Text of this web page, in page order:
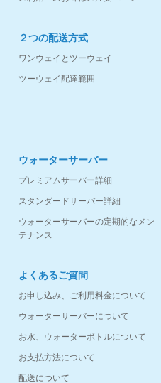
２つの配送方式
ワンウェイとツーウェイ
ツーウェイ配達範囲
ウォーターサーバー
プレミアムサーバー詳細
スタンダードサーバー詳細
ウォーターサーバーの定期的なメン
テナンス
よくあるご質問
お申し込み、ご利用料金について
ウォーターサーバーについて
お水、ウォーターボトルについて
お支払方法について
配送について